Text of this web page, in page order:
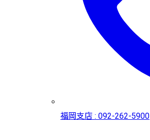
福岡支店 : 092-262-5900